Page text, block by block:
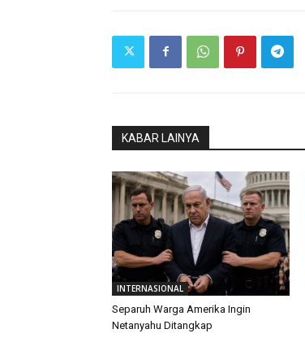
KABAR LAINYA
INTERNASIONAL
Separuh Warga Amerika Ingin
Netanyahu Ditangkap